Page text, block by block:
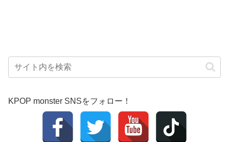
KPOP monster SNSをフォロー！